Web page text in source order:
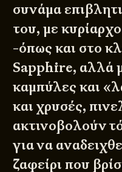
συνάμα
του, με
-όπως και στο
Sapphire, αλλά
καμπύλες και
και χρυσές,
ακτινοβολούν
για να
ζαφείρι που